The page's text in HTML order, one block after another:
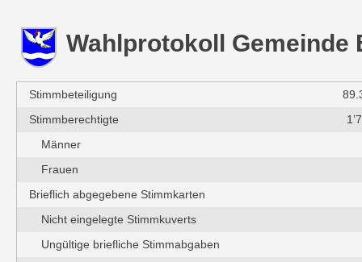
Wahlprotokoll Gemeinde
Stimmbeteiligung
Stimmberechtigte
Männer
Frauen
Brieflich abgegebene Stimmkarten
Nicht eingelegte Stimmkuverts
Ungültige briefliche Stimmabgaben